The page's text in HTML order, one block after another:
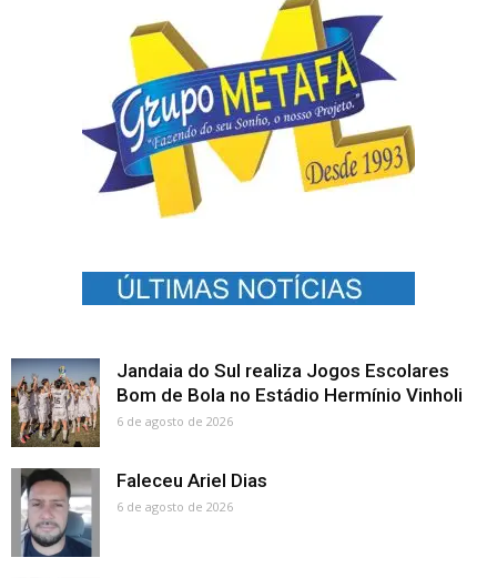
Jandaia do Sul realiza Jogos Escolares
Bom de Bola no Estádio Hermínio Vinholi
6 de agosto de 2026
Faleceu Ariel Dias
6 de agosto de 2026